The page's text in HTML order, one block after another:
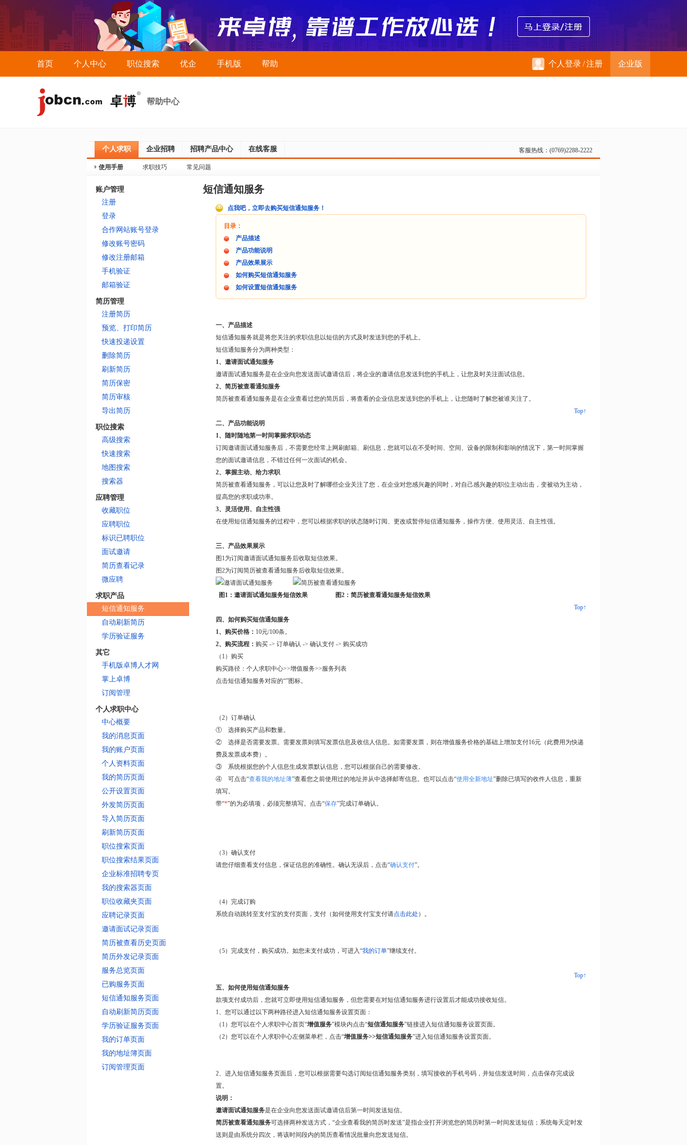
首页 个人中心 职位搜索 优企 手机版 帮助 个人登录/注册 企业版
帮助中心
个人求职 企业招聘 招聘产品中心 在线客服
使用手册 求职技巧 常见问题
客服热线：(0769)2288-2222
账户管理
注册
登录
合作网站账号登录
修改账号密码
修改注册邮箱
手机验证
邮箱验证
简历管理
注册简历
预览、打印简历
快速投递设置
删除简历
刷新简历
简历保密
简历审核
导出简历
职位搜索
高级搜索
快速搜索
地图搜索
搜索器
应聘管理
收藏职位
应聘职位
标识已聘职位
面试邀请
简历查看记录
微应聘
求职产品
短信通知服务
自动刷新简历
学历验证服务
其它
手机版卓博人才网
掌上卓博
订阅管理
个人求职中心
中心概要
我的消息页面
我的账户页面
个人资料页面
我的简历页面
公开设置页面
外发简历页面
导入简历页面
刷新简历页面
职位搜索页面
职位搜索结果页面
企业标准招聘专页
我的搜索器页面
职位收藏夹页面
应聘记录页面
邀请面试记录页面
简历被查看历史页面
简历外发记录页面
服务总览页面
已购服务页面
短信通知服务页面
自动刷新简历页面
学历验证服务页面
我的订单页面
我的地址簿页面
订阅管理页面
短信通知服务
点我吧，立即去购买短信通知服务！
目录：
产品描述
产品功能说明
产品效果展示
如何购买短信通知服务
如何设置短信通知服务
一、产品描述
短信通知服务就是将您关注的求职信息以短信的方式及时发送到您的手机上。
短信通知服务分为两种类型：
1、邀请面试通知服务
邀请面试通知服务是在企业向您发送面试邀请信后，将企业的邀请信息发送到您的手机上，让您及时关注面试信息。
2、简历被查看通知服务
简历被查看通知服务是在企业查看过您的简历后，将查看的企业信息发送到您的手机上，让您随时了解您被谁关注了。
Top↑
二、产品功能说明
1、随时随地第一时间掌握求职动态
订阅邀请面试通知服务后，不需要您经常上网刷邮箱、刷信息，您就可以在不受时间、空间、设备的限制和影响的情况下，第一时间掌握
您的面试邀请信息，不错过任何一次面试的机会。
2、掌握主动、给力求职
简历被查看通知服务，可以让您及时了解哪些企业关注了您，在企业对您感兴趣的同时，对自己感兴趣的职位主动出击，变被动为主动，
提高您的求职成功率。
3、灵活使用、自主性强
在使用短信通知服务的过程中，您可以根据求职的状态随时订阅、更改或暂停短信通知服务，操作方便、使用灵活、自主性强。
三、产品效果展示
图1为订阅邀请面试通知服务后收取短信效果。
图2为订阅简历被查看通知服务后收取短信效果。
图1： 邀请面试通知服务短信效果 图2： 简历被查看通知服务短信效果
Top↑
四、如何购买短信通知服务
1、购买价格： 10元/100条。
2、购买流程： 购买 -> 订单确认 -> 确认支付 -> 购买成功
（1）购买
购买路径：个人求职中心>>增值服务>>服务列表
点击短信通知服务对应的“”图标。
（2）订单确认
① 选择购买产品和数量。
② 选择是否需要发票。需要发票则填写发票信息及收信人信息。如需要发票，则在增值服务价格的基础上增加支付16元（此费用为快递
费及发票成本费）。
③ 系统根据您的个人信息生成发票默认信息，您可以根据自己的需要修改。
④ 可点击“查看我的地址薄”查看您之前使用过的地址并从中选择邮寄信息。也可以点击“使用全新地址”删除已填写的收件人信息，重新
填写。
带“*”的为必填项，必须完整填写。点击“保存”完成订单确认。
（3）确认支付
请您仔细查看支付信息，保证信息的准确性。确认无误后，点击“确认支付”。
（4）完成订购
系统自动跳转至支付宝的支付页面，支付（如何使用支付宝支付请点击此处 ）。
（5）完成支付，购买成功。如您未支付成功，可进入“我的订单”继续支付。
Top↑
五、如何使用短信通知服务
款项支付成功后，您就可立即使用短信通知服务，但您需要在对短信通知服务进行设置后才能成功接收短信。
1、您可以通过以下两种路径进入短信通知服务设置页面：
（1）您可以在个人求职中心首页“增值服务”模块内点击“短信通知服务”链接进入短信通知服务设置页面。
（2）您可以在个人求职中心左侧菜单栏，点击“增值服务>>短信通知服务”进入短信通知服务设置页面。
2、进入短信通知服务页面后，您可以根据需要勾选订阅短信通知服务类别，填写接收的手机号码，并短信发送时间，点击保存完成设
置。
说明：
邀请面试通知服务是在企业向您发送面试邀请信后第一时间发送短信。
简历被查看通知服务可选择两种发送方式，“企业查看我的简历时发送”是指企业打开浏览您的简历时第一时间发送短信；系统每天定时发
送则是由系统分四次，将该时间段内的简历查看情况批量向您发送短信。